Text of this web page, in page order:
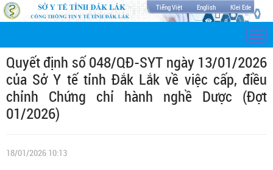
Tiếng Việt English Klei Ede
Quyết định số 048/QĐ-SYT ngày 13/01/2026
của Sở Y tế tỉnh Đắk Lắk về việc cấp, điều
chỉnh Chứng chỉ hành nghề Dược (Đợt
01/2026)
18/01/2026 10:13